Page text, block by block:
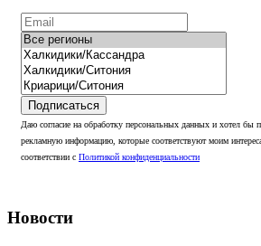
Подписаться
Даю согласие на обработку персональных данных и хотел бы
рекламную информацию, которые соответствуют моим
соответствии с Политикой конфиденциальности
Новости